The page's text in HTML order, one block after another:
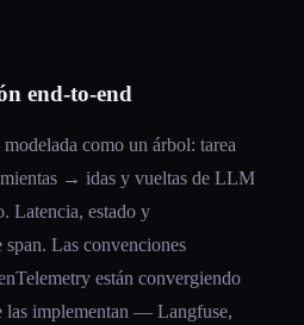
end-to-end
como un árbol: tarea
→ idas y vueltas de LLM
Latencia, estado y
span. Las convenciones
están convergiendo
las implementan — Langfuse,